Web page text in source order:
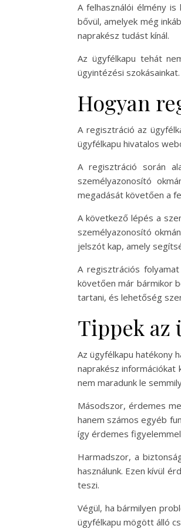
A felhasználói élmény
bővül, amelyek még
naprakész tudást kínál.
Az ügyfélkapu tehát
ügyintézési
Hogyan
A regisztráció az
ügyfélkapu hivatalos
A regisztráció során
személyazonosító
megadását követően a
A következő lépés a
személyazonosító
jelszót kap, amely
A regisztrációs
követően már bármikor
tartani, és lehetőség
Tippek az
Az ügyfélkapu hatékony
naprakész információkat
nem maradunk le
Másodszor, érdemes
hanem számos egyéb
így érdemes
Harmadszor, a
használunk. Ezen kívül
teszi.
Végül, ha bármilyen
ügyfélkapu mögött álló